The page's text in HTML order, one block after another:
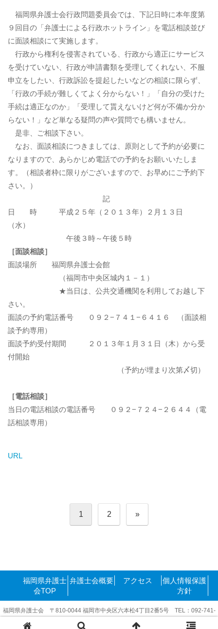
福岡県弁護士会行政問題委員会では、下記日時に本年度第
９回目の「弁護士による行政ホットライン」を電話相談並び
に面談相談にて実施します。
行政から権利を侵害されている、行政から適正にサービス
を受けていない、行政が申請書類を受理してくれない、不服
申立をしたい、行政訴訟を提起したいなどの相談に限らず、
「行政の手続が難しくてよく分からない！」「自分の受けた
手続は適正なのか」「受理して貰えないけど何が不備か分か
らない！」など単なる疑問の声や質問でも構いません。
是非、ご相談下さい。
なお、面談相談につきましては、原則として予約が必要に
なりますので、あらかじめ電話での予約をお願いいたしま
す。（相談者枠に限りがございますので、お早めにご予約下
さい。）
記
日 時 平成２５年（２０１３年）２月１３日
（水）
午後３時～午後５時
［面談相談］
面談場所 福岡県弁護士会館
（福岡市中央区城内１－１）
★当日は、公共交通機関を利用してお越し下
さい。
面談の予約電話番号 ０９２−７４１−６４１６ （面談相
談予約専用）
面談予約受付期間 ２０１３年１月３１日（木）から受
付開始
（予約が埋まり次第〆切）
［電話相談］
当日の電話相談の電話番号 ０９２−７２４−２６４４（電
話相談専用）
URL
投
稿
の
送
り
1 2 »
福岡県弁護士
会TOP
弁護士会概要 アクセス
個人情報保護
方針
福岡県弁護士会 〒810-0044 福岡市中央区六本松4丁目2番5号 TEL：092-741-